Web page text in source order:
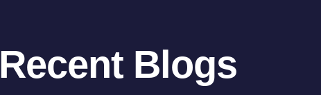
Recent Blogs